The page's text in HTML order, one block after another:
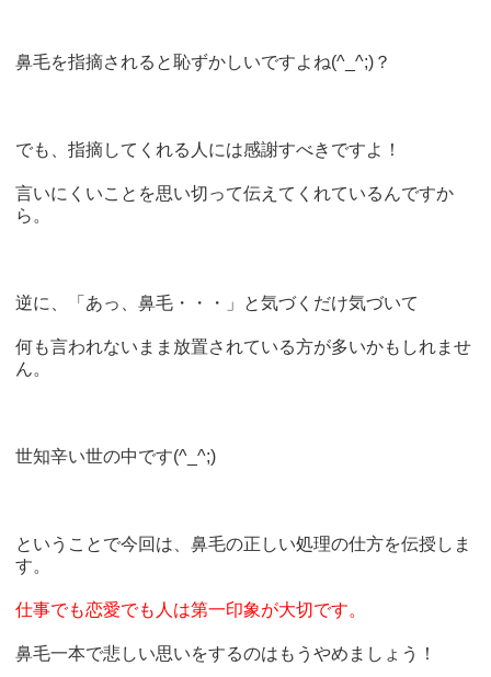
鼻毛を指摘されると恥ずかしいですよね(^_^;)？
でも、指摘してくれる人には感謝すべきですよ！
言いにくいことを思い切って伝えてくれているんですか
ら。
逆に、「あっ、鼻毛・・・」と気づくだけ気づいて
何も言われないまま放置されている方が多いかもしれませ
ん。
世知辛い世の中です(^_^;)
ということで今回は、鼻毛の正しい処理の仕方を伝授しま
す。
仕事でも恋愛でも人は第一印象が大切です。
鼻毛一本で悲しい思いをするのはもうやめましょう！